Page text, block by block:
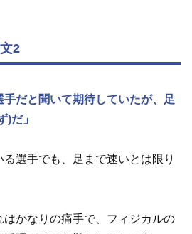
2
手だと聞いて期待していたが、足
)だ」
選手でも、足まで速いとは限り
かなりの痛手で、フィジカルの